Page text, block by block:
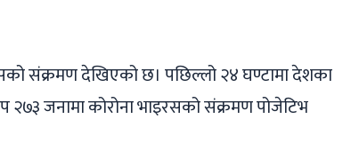
संक्रमण देखिएको छ। पछिल्लो २४ घण्टामा देशका
२७३ जनामा कोरोना भाइरसको संक्रमण पोजेटिभ